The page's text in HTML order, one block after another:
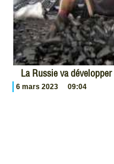
La Russie va
6 mars 2023 09:04